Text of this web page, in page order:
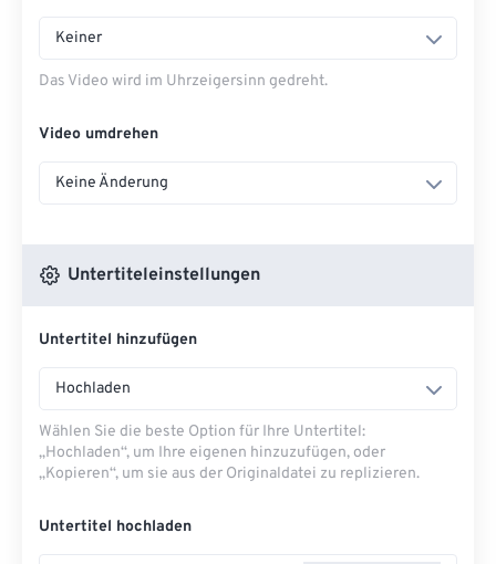
Keiner
Das Video wird im Uhrzeigersinn gedreht.
Video umdrehen
Keine Änderung
Untertiteleinstellungen
Untertitel hinzufügen
Hochladen
Wählen Sie die beste Option für Ihre Untertitel:
„Hochladen“, um Ihre eigenen hinzuzufügen, oder
„Kopieren“, um sie aus der Originaldatei zu replizieren.
Untertitel hochladen